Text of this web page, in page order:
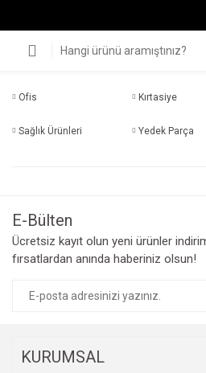
Ofis Kırtasiye
Sağlık Ürünleri Yedek Parça
E-Bülten
Ücretsiz kayıt olun yeni ürünler
fırsatlardan anında haberiniz olsun!
KURUMSAL